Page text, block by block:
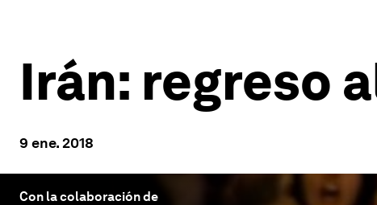
Irán: regreso
9 ene. 2018
Con la colaboración de